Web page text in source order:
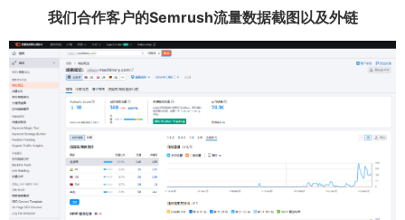
我们合作客户的Semrush流量数据截图以及外链